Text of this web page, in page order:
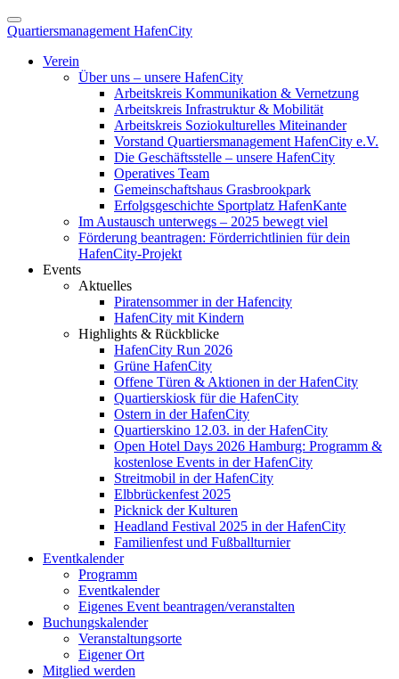
Quartiersmanagement HafenCity
Verein
Über uns – unsere HafenCity
Arbeitskreis Kommunikation & Vernetzung
Arbeitskreis Infrastruktur & Mobilität
Arbeitskreis Soziokulturelles Miteinander
Vorstand Quartiersmanagement HafenCity e.V.
Die Geschäftsstelle – unsere HafenCity
Operatives Team
Gemeinschaftshaus Grasbrookpark
Erfolgsgeschichte Sportplatz HafenKante
Im Austausch unterwegs – 2025 bewegt viel
Förderung beantragen: Förderrichtlinien für dein
HafenCity-Projekt
Events
Aktuelles
Piratensommer in der Hafencity
HafenCity mit Kindern
Highlights & Rückblicke
HafenCity Run 2026
Grüne HafenCity
Offene Türen & Aktionen in der HafenCity
Quartierskiosk für die HafenCity
Ostern in der HafenCity
Quartierskino 12.03. in der HafenCity
Open Hotel Days 2026 Hamburg: Programm &
kostenlose Events in der HafenCity
Streitmobil in der HafenCity
Elbbrückenfest 2025
Picknick der Kulturen
Headland Festival 2025 in der HafenCity
Familienfest und Fußballturnier
Eventkalender
Programm
Eventkalender
Eigenes Event beantragen/veranstalten
Buchungskalender
Veranstaltungsorte
Eigener Ort
Mitglied werden